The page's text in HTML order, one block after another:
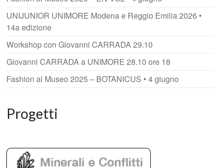
UNIJUNIOR UNIMORE Modena e Reggio Emilia 2026 •
14a edizione
Workshop con Giovanni CARRADA 29.10
Giovanni CARRADA a UNIMORE 28.10 ore 18
Fashion al Museo 2025 – BOTANICUS • 4 giugno
Progetti